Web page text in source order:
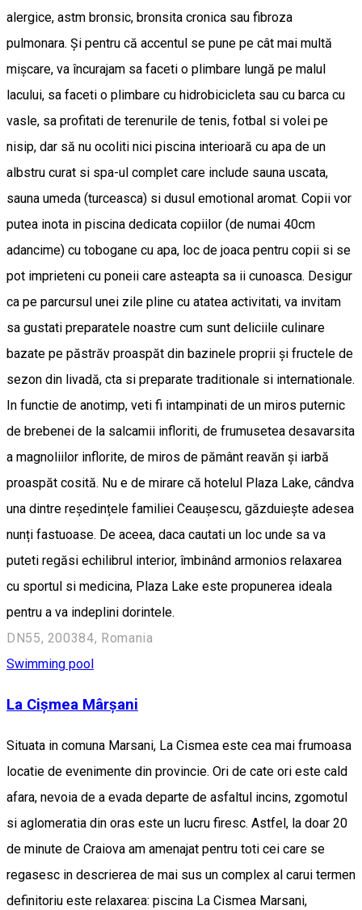
alergice, astm bronsic, bronsita cronica sau fibroza
pulmonara. Și pentru că accentul se pune pe cât mai multă
mișcare, va încurajam sa faceti o plimbare lungă pe malul
lacului, sa faceti o plimbare cu hidrobicicleta sau cu barca cu
vasle, sa profitati de terenurile de tenis, fotbal si volei pe
nisip, dar să nu ocoliti nici piscina interioară cu apa de un
albstru curat si spa-ul complet care include sauna uscata,
sauna umeda (turceasca) si dusul emotional aromat. Copii vor
putea inota in piscina dedicata copiilor (de numai 40cm
adancime) cu tobogane cu apa, loc de joaca pentru copii si se
pot imprieteni cu poneii care asteapta sa ii cunoasca. Desigur
ca pe parcursul unei zile pline cu atatea activitati, va invitam
sa gustati preparatele noastre cum sunt deliciile culinare
bazate pe păstrăv proaspăt din bazinele proprii și fructele de
sezon din livadă, cta si preparate traditionale si internationale.
In functie de anotimp, veti fi intampinati de un miros puternic
de brebenei de la salcamii infloriti, de frumusetea desavarsita
a magnoliilor inflorite, de miros de pământ reavăn și iarbă
proaspăt cosită. Nu e de mirare că hotelul Plaza Lake, cândva
una dintre reședințele familiei Ceaușescu, găzduiește adesea
nunți fastuoase. De aceea, daca cautati un loc unde sa va
puteti regăsi echilibrul interior, îmbinând armonios relaxarea
cu sportul si medicina, Plaza Lake este propunerea ideala
pentru a va indeplini dorintele.
DN55, 200384, Romania
Swimming pool
La Cișmea Mârșani
Situata in comuna Marsani, La Cismea este cea mai frumoasa
locatie de evenimente din provincie. Ori de cate ori este cald
afara, nevoia de a evada departe de asfaltul incins, zgomotul
si aglomeratia din oras este un lucru firesc. Astfel, la doar 20
de minute de Craiova am amenajat pentru toti cei care se
regasesc in descrierea de mai sus un complex al carui termen
definitoriu este relaxarea: piscina La Cismea Marsani,